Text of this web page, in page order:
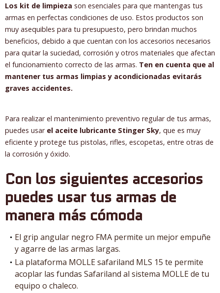
Los kit de limpieza son esenciales para que mantengas tus
armas en perfectas condiciones de uso. Estos productos son
muy asequibles para tu presupuesto, pero brindan muchos
beneficios, debido a que cuentan con los accesorios necesarios
para quitar la suciedad, corrosión y otros materiales que afectan
el funcionamiento correcto de las armas. Ten en cuenta que al
mantener tus armas limpias y acondicionadas evitarás
graves accidentes.
Para realizar el mantenimiento preventivo regular de tus armas,
puedes usar el aceite lubricante Stinger Sky, que es muy
eficiente y protege tus pistolas, rifles, escopetas, entre otras de
la corrosión y óxido.
Con los siguientes accesorios
puedes usar tus armas de
manera más cómoda
El grip angular negro FMA permite un mejor empuñe
y agarre de las armas largas.
La plataforma MOLLE safariland MLS 15 te permite
acoplar las fundas Safariland al sistema MOLLE de tu
equipo o chaleco.